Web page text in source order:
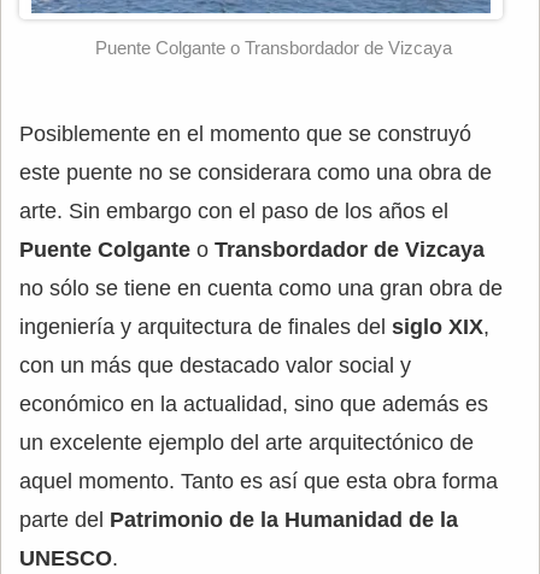
Puente Colgante o Transbordador de Vizcaya
Posiblemente en el momento que se construyó
este puente no se considerara como una obra de
arte. Sin embargo con el paso de los años el
Puente Colgante o Transbordador de Vizcaya
no sólo se tiene en cuenta como una gran obra de
ingeniería y arquitectura de finales del siglo XIX,
con un más que destacado valor social y
económico en la actualidad, sino que además es
un excelente ejemplo del arte arquitectónico de
aquel momento. Tanto es así que esta obra forma
parte del Patrimonio de la Humanidad de la
UNESCO.